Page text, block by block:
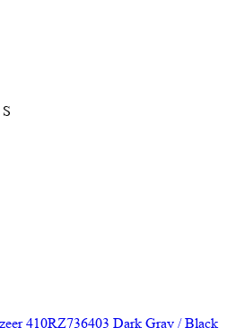
S
410RZ736403 Dark Gray / Black